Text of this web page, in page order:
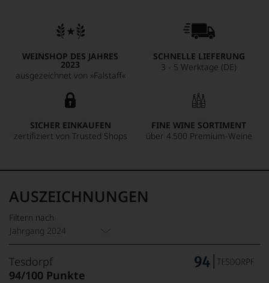
WEINSHOP DES JAHRES
2023
ausgezeichnet von »Falstaff«
SCHNELLE LIEFERUNG
3 - 5 Werktage (DE)
SICHER EINKAUFEN
zertifiziert von Trusted Shops
FINE WINE SORTIMENT
über 4.500 Premium-Weine
AUSZEICHNUNGEN
Filtern nach
Jahrgang 2024
Tesdorpf
94/100 Punkte